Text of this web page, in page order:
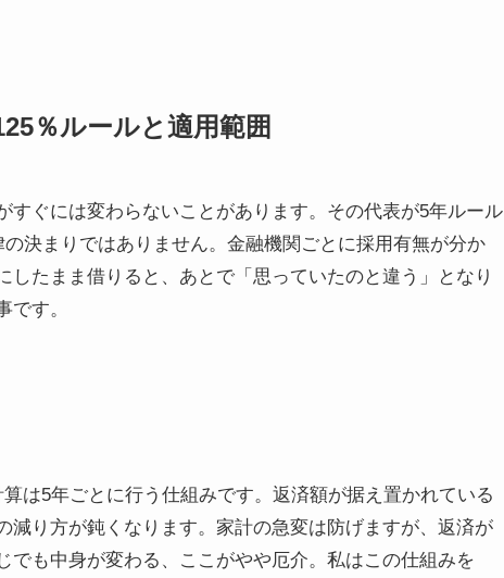
％ルールと適用範囲
すぐには変わらないことがあります。その代表が5年ルール
決まりではありません。金融機関ごとに採用有無が分か
たまま借りると、あとで「思っていたのと違う」となり
す。
は5年ごとに行う仕組みです。返済額が据え置かれている
減り方が鈍くなります。家計の急変は防げますが、返済が
も中身が変わる、ここがやや厄介。私はこの仕組みを